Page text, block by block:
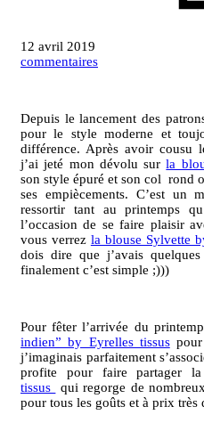
12 avril 2019
commentairessur
Eyrelles
Depuis le lancement des
pour le style moderne et
différence. Après avoir cousu
j’ai jeté mon dévolu surla
son style épuré et son col rond
ses empiècements. C’est un
ressortir tant au printemps
l’occasion de se faire plaisir
vous verrez la blouse Sylvette
dois dire que j’avais
finalement c’est simple ;)))
Pour fêter l’arrivée du
indien” by Eyrelles tissuspour
j’imaginais parfaitement
profite pour faire partager
tissus
qui regorge de
pour tous les goûts et à prix très